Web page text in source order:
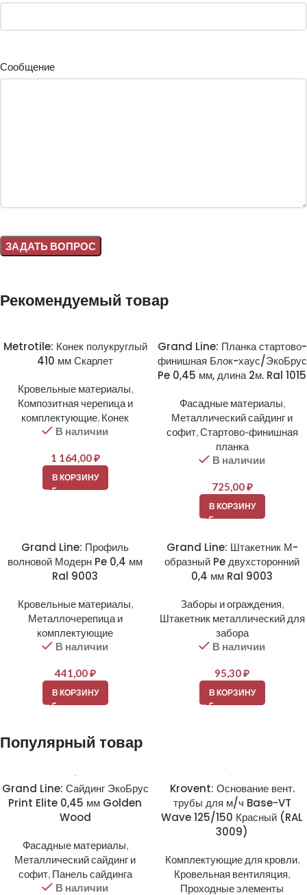
Сообщение
Рекомендуемый товар
Metrotile: Конек полукруглый
410 мм Скарлет
Кровельные материалы,
Композитная черепица и
комплектующие, Конек
В наличии
1 164,00₽
В КОРЗИНУ
Grand Line: Планка стартово-
финишная Блок-хаус/ЭкоБрус
Pe 0,45 мм, длина 2м. Ral 1015
Фасадные материалы,
Металлический сайдинг и
софит,Стартово-финишная
планка
В наличии
725,00₽
В КОРЗИНУ
Grand Line: Профиль
волновой Модерн Pe 0,4 мм
Ral 9003
Кровельные материалы,
Металлочерепица и
комплектующие
В наличии
441,00₽
В КОРЗИНУ
Grand Line: Штакетник М-
образный Pe двухсторонний
0,4 мм Ral 9003
Заборы и ограждения,
Штакетник металлический для
забора
В наличии
95,30₽
В КОРЗИНУ
Популярный товар
Grand Line: Сайдинг ЭкоБрус
Print Elite 0,45 мм Golden
Wood
Фасадные материалы,
Металлический сайдинг и
софит, Панель сайдинга
В наличии
Krovent: Основание вент.
трубы для м/ч Base-VT
Wave 125/150 Красный (RAL
3009)
Комплектующие для кровли,
Кровельная вентиляция,
Проходные элементы